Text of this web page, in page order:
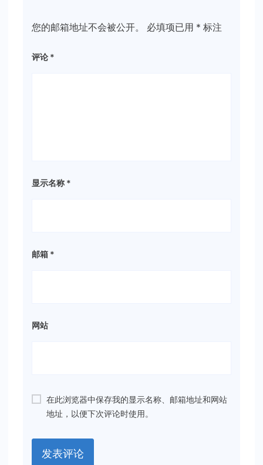
您的邮箱地址不会被公开。 必填项已用 * 标注
评论 *
显示名称 *
邮箱 *
网站
在此浏览器中保存我的显示名称、邮箱地址和网站
地址，以便下次评论时使用。